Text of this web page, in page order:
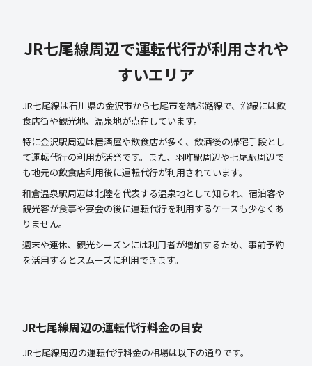
JR七尾線周辺で運転代行が利用されや
すいエリア
JR七尾線は石川県の金沢市から七尾市を結ぶ路線で、沿線には飲
食店街や観光地、温泉地が点在しています。
特に金沢駅周辺は居酒屋や飲食店が多く、飲酒後の帰宅手段とし
て運転代行の利用が活発です。また、羽咋駅周辺や七尾駅周辺で
も地元の飲食店利用後に運転代行が利用されています。
和倉温泉駅周辺は北陸を代表する温泉地として知られ、宿泊客や
観光客が食事や宴会の後に運転代行を利用するケースも少なくあ
りません。
週末や連休、観光シーズンには利用者が増加するため、事前予約
を活用するとスムーズに利用できます。
JR七尾線周辺の運転代行料金の目安
JR七尾線周辺の運転代行料金の相場は以下の通りです。